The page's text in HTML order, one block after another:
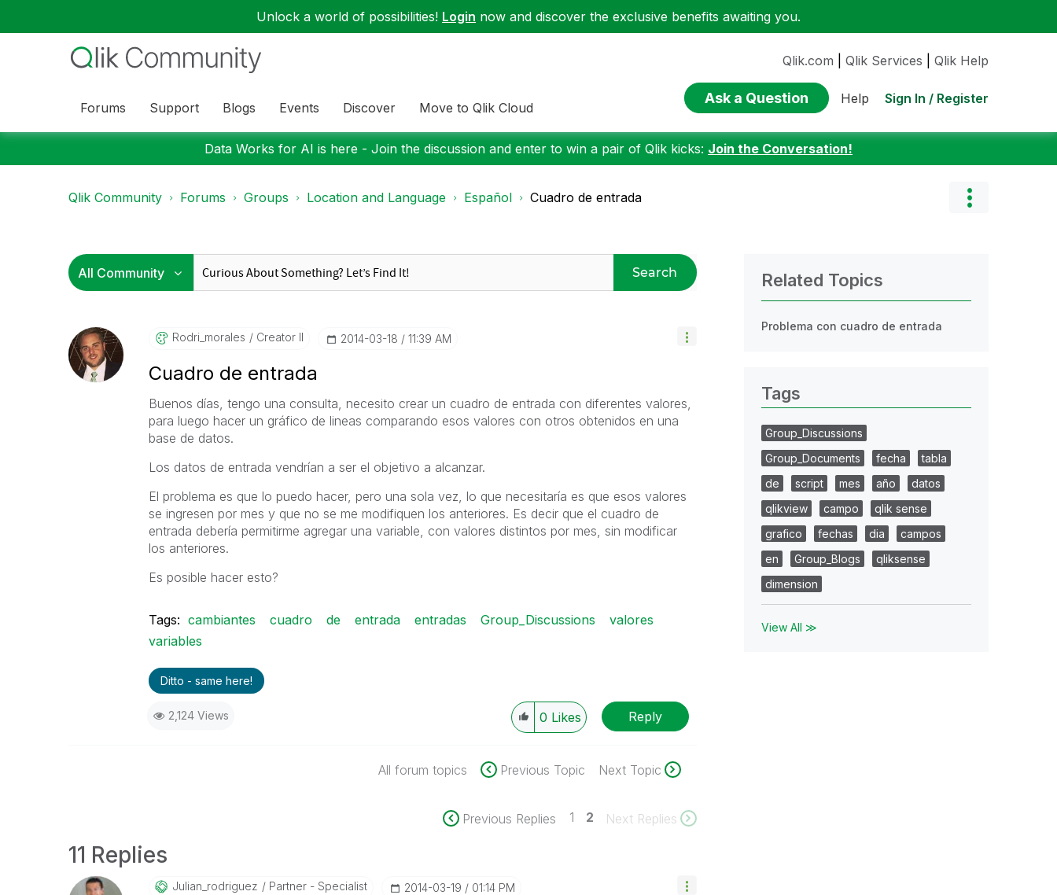
Unlock a world of possibilities! Login now and discover the exclusive benefits awaiting you.
Forums Support Blogs Events Discover Move to Qlik Cloud
Qlik.com Qlik Services Qlik Help
Ask a Question Help Sign In / Register
Data Works for AI is here - Join the discussion and enter to win a pair of Qlik kicks: Join the Conversation!
Qlik Community Forums Groups Location and Language Español Cuadro de entrada
Search
Rodri_morales Creator II ‎2014-03-18 11:39 AM
Cuadro de entrada
Buenos días, tengo una consulta, necesito crear un cuadro de entrada con diferentes valores,
para luego hacer un gráfico de lineas comparando esos valores con otros obtenidos en una
base de datos.
Los datos de entrada vendrían a ser el objetivo a alcanzar.
El problema es que lo puedo hacer, pero una sola vez, lo que necesitaría es que esos valores
se ingresen por mes y que no se me modifiquen los anteriores. Es decir que el cuadro de
entrada debería permitirme agregar una variable, con valores distintos por mes, sin modificar
los anteriores.
Es posible hacer esto?
Tags: cambiantes cuadro de entrada entradas Group_Discussions
valores
variables
Ditto - same here!
2,124 Views 0 Likes Reply
All forum topics Previous Topic Next Topic
Previous Replies 1 2 Next Replies
11 Replies
Julian_rodrigueZ Partner - Specialist ‎2014-03-19 01:14 PM
Related Topics
Problema con cuadro de entrada
Tags
Group_Discussions
Group_Documents
fecha
tabla
de
script mes año
datos
qlikview
campo
qlik sense
grafico
fechas dia
campos
en
Group_Blogs
qliksense
dimension
View All ≫